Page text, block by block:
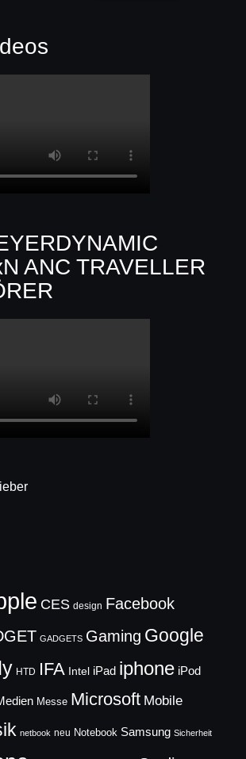
ANC TRAVELLER
CES design Facebook
GADGETS Gaming Google
HTD IFA Intel iPad iphone iPod
Messe Microsoft Mobile
netbook neu Notebook Samsung Sicherheit